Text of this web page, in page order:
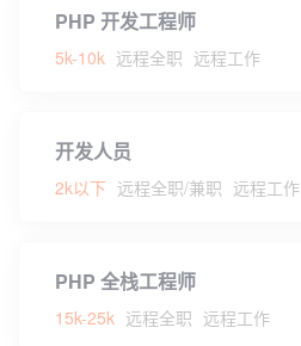
PHP 开发工程师
5k-10k 远程全职 远程工作
开发人员
2k以下 远程全职/兼职 远程工作
PHP 全栈工程师
15k-25k 远程全职 远程工作